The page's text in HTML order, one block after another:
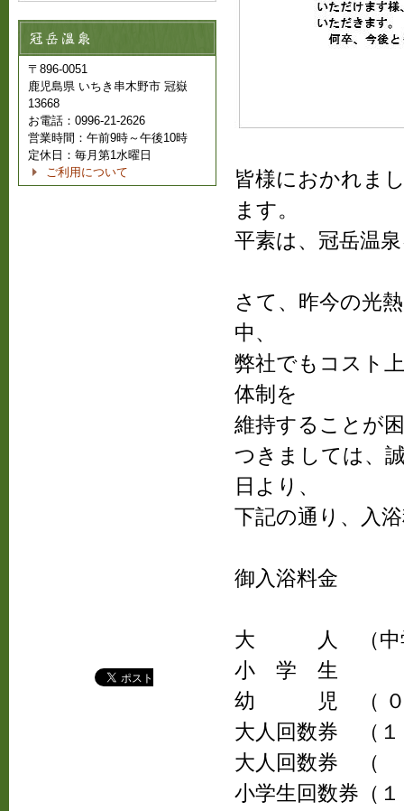
皆様におかれま
ます。
平素は、冠岳温
さて、昨今の光
中、
弊社でもコスト
体制を
維持することが
つきましては、
日より、
下記の通り、入
御入浴料金
大 人 （中学
小 学
幼 児 （ ０
大人回数券 （１
大人回数券 （
小学生回数券（
〒896-0051
鹿児島県 いちき串木野市 冠嶽
13668
お電話：0996-21-2626
営業時間：午前9時～午後10時
定休日：毎月第1水曜日
ご利用について